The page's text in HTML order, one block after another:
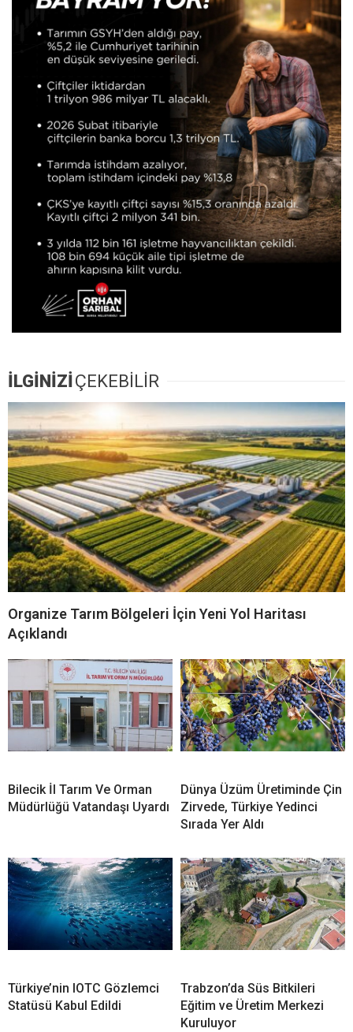
İLGİNİZİÇEKEBİLİR
Organize Tarım Bölgeleri İçin Yeni Yol Haritası
Açıklandı
Bilecik İl Tarım Ve Orman
Müdürlüğü Vatandaşı Uyardı
Dünya Üzüm Üretiminde Çin
Zirvede, Türkiye Yedinci
Sırada Yer Aldı
Türkiye’nin IOTC Gözlemci
Statüsü Kabul Edildi
Trabzon’da Süs Bitkileri
Eğitim ve Üretim Merkezi
Kuruluyor